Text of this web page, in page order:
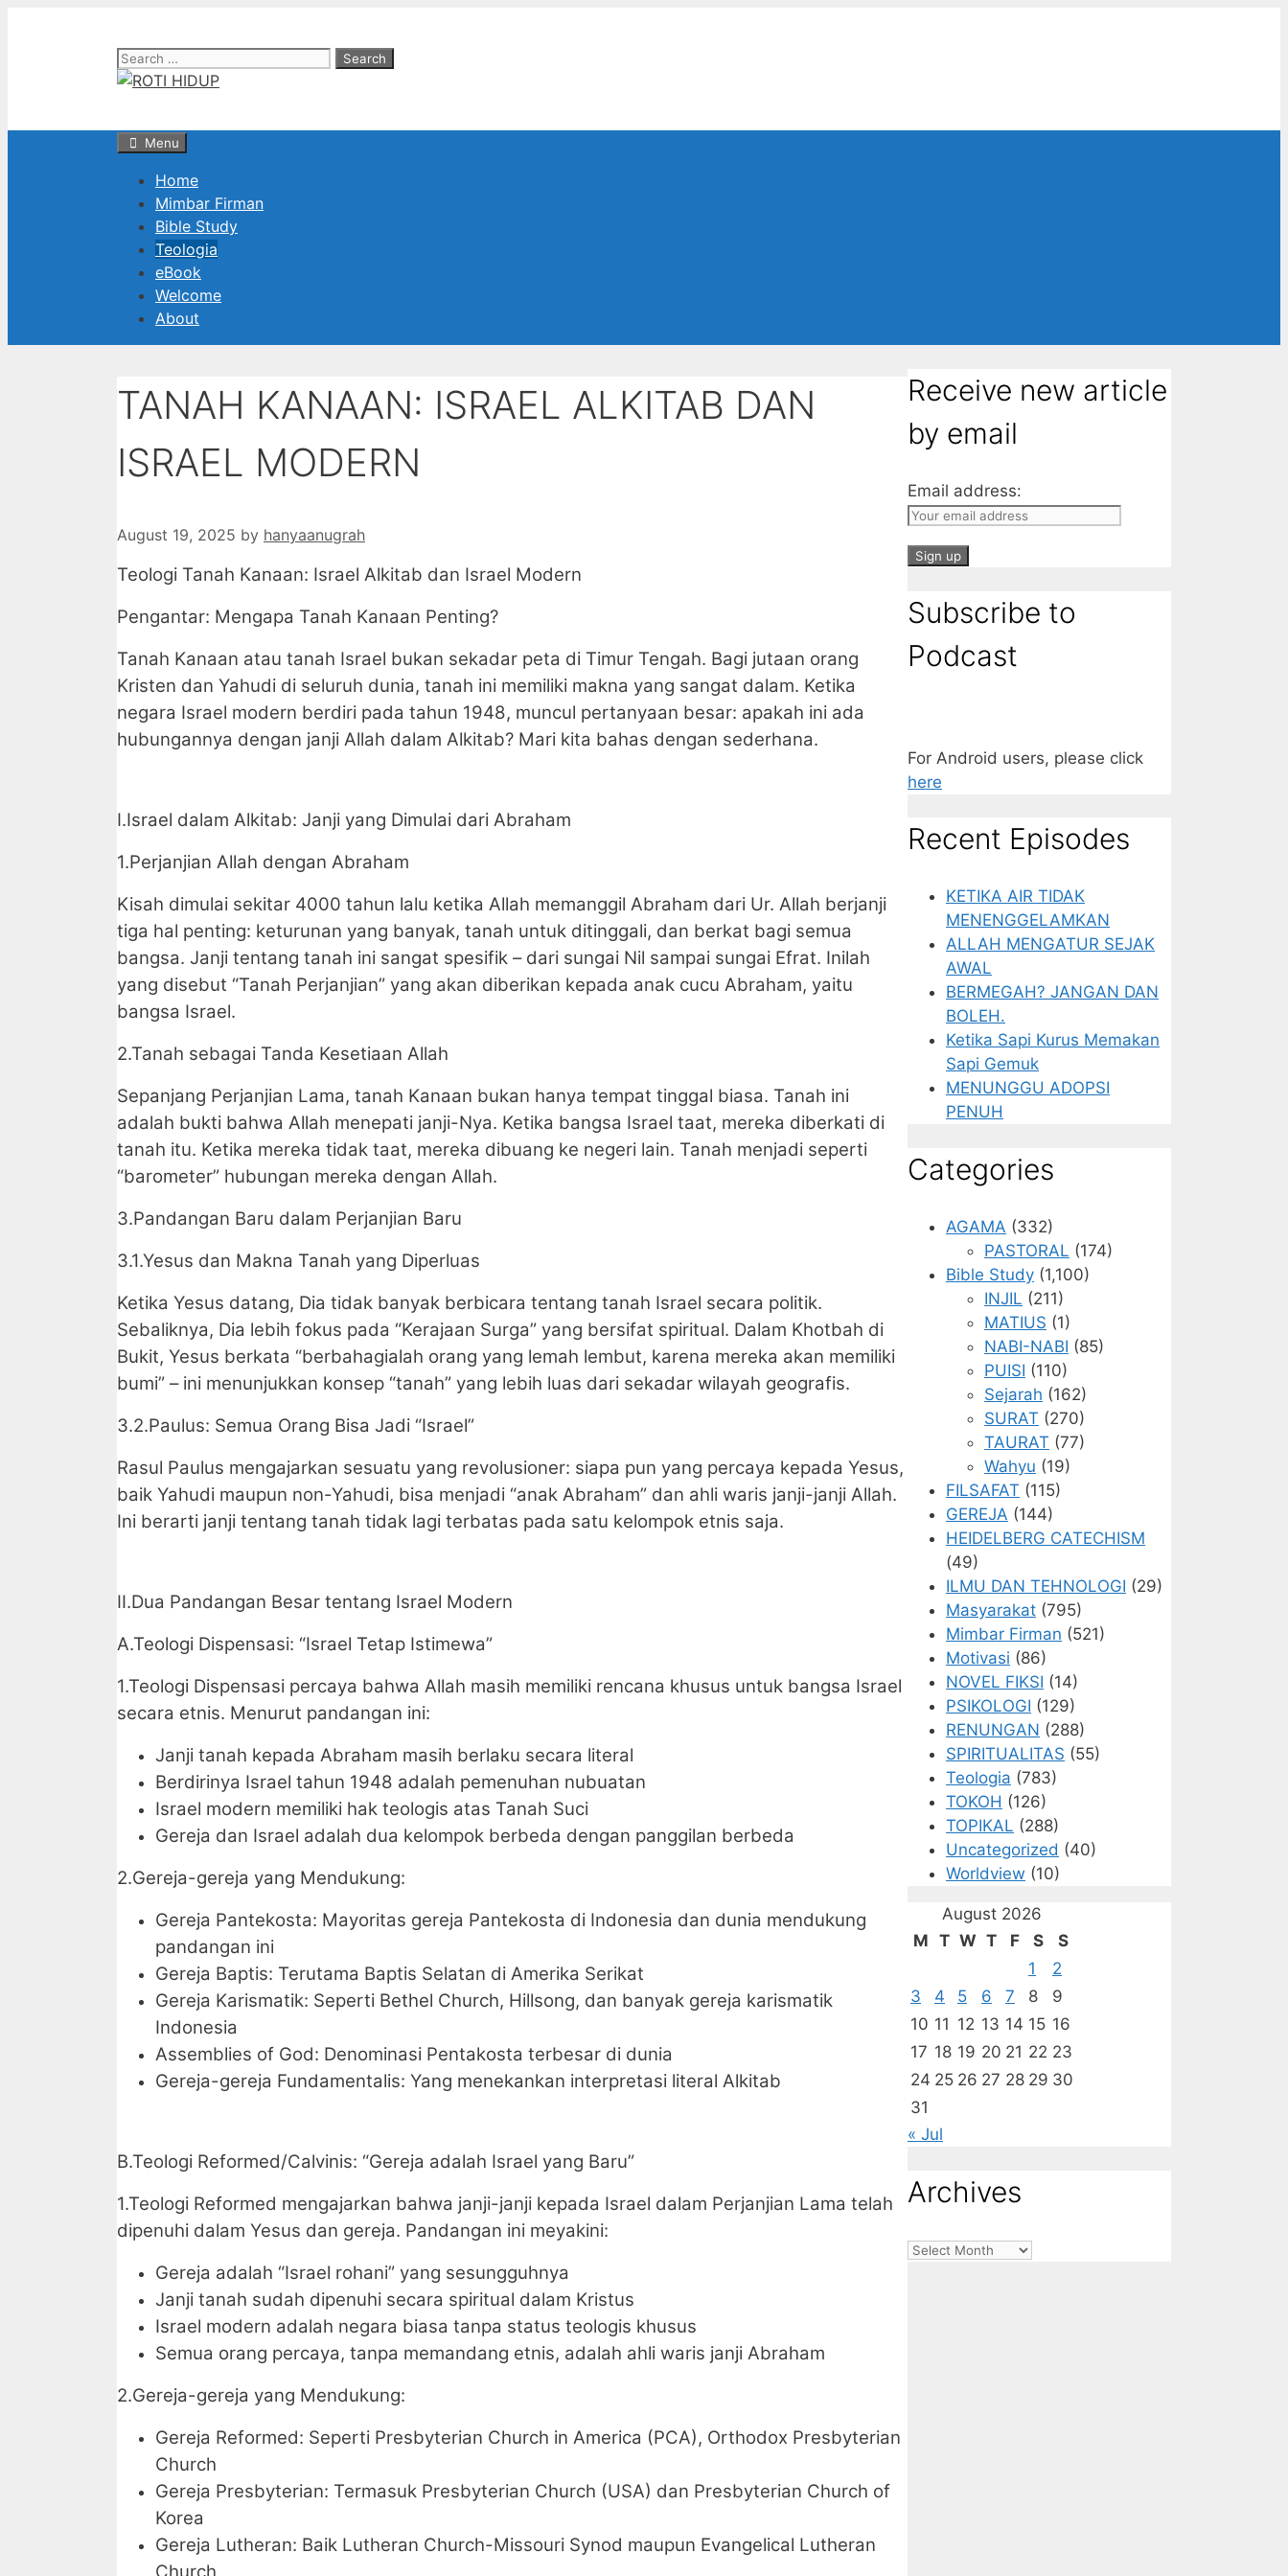
Search
for:
Menu
Home
Mimbar Firman
Bible Study
Teologia
eBook
Welcome
About
TANAH KANAAN: ISRAEL ALKITAB DAN
ISRAEL MODERN
August 19, 2025 by hanyaanugrah
Teologi Tanah Kanaan: Israel Alkitab dan Israel Modern
Pengantar: Mengapa Tanah Kanaan Penting?
Tanah Kanaan atau tanah Israel bukan sekadar peta di Timur Tengah. Bagi jutaan orang
Kristen dan Yahudi di seluruh dunia, tanah ini memiliki makna yang sangat dalam. Ketika
negara Israel modern berdiri pada tahun 1948, muncul pertanyaan besar: apakah ini ada
hubungannya dengan janji Allah dalam Alkitab? Mari kita bahas dengan sederhana.
I.Israel dalam Alkitab: Janji yang Dimulai dari Abraham
1.Perjanjian Allah dengan Abraham
Kisah dimulai sekitar 4000 tahun lalu ketika Allah memanggil Abraham dari Ur. Allah berjanji
tiga hal penting: keturunan yang banyak, tanah untuk ditinggali, dan berkat bagi semua
bangsa. Janji tentang tanah ini sangat spesifik – dari sungai Nil sampai sungai Efrat. Inilah
yang disebut “Tanah Perjanjian” yang akan diberikan kepada anak cucu Abraham, yaitu
bangsa Israel.
2.Tanah sebagai Tanda Kesetiaan Allah
Sepanjang Perjanjian Lama, tanah Kanaan bukan hanya tempat tinggal biasa. Tanah ini
adalah bukti bahwa Allah menepati janji-Nya. Ketika bangsa Israel taat, mereka diberkati di
tanah itu. Ketika mereka tidak taat, mereka dibuang ke negeri lain. Tanah menjadi seperti
“barometer” hubungan mereka dengan Allah.
3.Pandangan Baru dalam Perjanjian Baru
3.1.Yesus dan Makna Tanah yang Diperluas
Ketika Yesus datang, Dia tidak banyak berbicara tentang tanah Israel secara politik.
Sebaliknya, Dia lebih fokus pada “Kerajaan Surga” yang bersifat spiritual. Dalam Khotbah di
Bukit, Yesus berkata “berbahagialah orang yang lemah lembut, karena mereka akan memiliki
bumi” – ini menunjukkan konsep “tanah” yang lebih luas dari sekadar wilayah geografis.
3.2.Paulus: Semua Orang Bisa Jadi “Israel”
Rasul Paulus mengajarkan sesuatu yang revolusioner: siapa pun yang percaya kepada Yesus,
baik Yahudi maupun non-Yahudi, bisa menjadi “anak Abraham” dan ahli waris janji-janji Allah.
Ini berarti janji tentang tanah tidak lagi terbatas pada satu kelompok etnis saja.
II.Dua Pandangan Besar tentang Israel Modern
A.Teologi Dispensasi: “Israel Tetap Istimewa”
1.Teologi Dispensasi percaya bahwa Allah masih memiliki rencana khusus untuk bangsa Israel
secara etnis. Menurut pandangan ini:
Janji tanah kepada Abraham masih berlaku secara literal
Berdirinya Israel tahun 1948 adalah pemenuhan nubuatan
Israel modern memiliki hak teologis atas Tanah Suci
Gereja dan Israel adalah dua kelompok berbeda dengan panggilan berbeda
2.Gereja-gereja yang Mendukung:
Gereja Pantekosta: Mayoritas gereja Pantekosta di Indonesia dan dunia mendukung
pandangan ini
Gereja Baptis: Terutama Baptis Selatan di Amerika Serikat
Gereja Karismatik: Seperti Bethel Church, Hillsong, dan banyak gereja karismatik
Indonesia
Assemblies of God: Denominasi Pentakosta terbesar di dunia
Gereja-gereja Fundamentalis: Yang menekankan interpretasi literal Alkitab
B.Teologi Reformed/Calvinis: “Gereja adalah Israel yang Baru”
1.Teologi Reformed mengajarkan bahwa janji-janji kepada Israel dalam Perjanjian Lama telah
dipenuhi dalam Yesus dan gereja. Pandangan ini meyakini:
Gereja adalah “Israel rohani” yang sesungguhnya
Janji tanah sudah dipenuhi secara spiritual dalam Kristus
Israel modern adalah negara biasa tanpa status teologis khusus
Semua orang percaya, tanpa memandang etnis, adalah ahli waris janji Abraham
2.Gereja-gereja yang Mendukung:
Gereja Reformed: Seperti Presbyterian Church in America (PCA), Orthodox Presbyterian
Church
Gereja Presbyterian: Termasuk Presbyterian Church (USA) dan Presbyterian Church of
Korea
Gereja Lutheran: Baik Lutheran Church-Missouri Synod maupun Evangelical Lutheran
Receive new article
by email
Email address:
Subscribe to
Podcast
For Android users, please click
here
Recent Episodes
KETIKA AIR TIDAK
MENENGGELAMKAN
ALLAH MENGATUR SEJAK
AWAL
BERMEGAH? JANGAN DAN
BOLEH.
Ketika Sapi Kurus Memakan
Sapi Gemuk
MENUNGGU ADOPSI
PENUH
Categories
AGAMA (332)
PASTORAL (174)
Bible Study (1,100)
INJIL (211)
MATIUS (1)
NABI-NABI (85)
PUISI (110)
Sejarah (162)
SURAT (270)
TAURAT (77)
Wahyu (19)
FILSAFAT (115)
GEREJA (144)
HEIDELBERG CATECHISM
(49)
ILMU DAN TEHNOLOGI (29)
Masyarakat (795)
Mimbar Firman (521)
Motivasi (86)
NOVEL FIKSI (14)
PSIKOLOGI (129)
RENUNGAN (288)
SPIRITUALITAS (55)
Teologia (783)
TOKOH (126)
TOPIKAL (288)
Uncategorized (40)
Worldview (10)
August 2026
M T W T F S
S
1
2
3
4 5 6 7 8
9
10 11 12 13 14 15 16
17 18 19 20 21 22 23
24 25 26 27 28 29 30
31
« Jul
Archives
Archives